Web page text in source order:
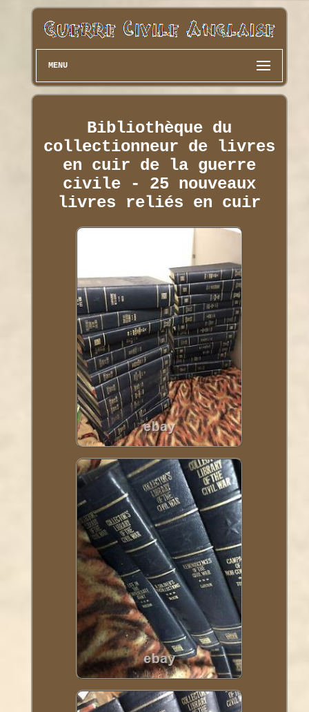
MENU
Bibliothèque du
collectionneur de livres
en cuir de la guerre
civile - 25 nouveaux
livres reliés en cuir